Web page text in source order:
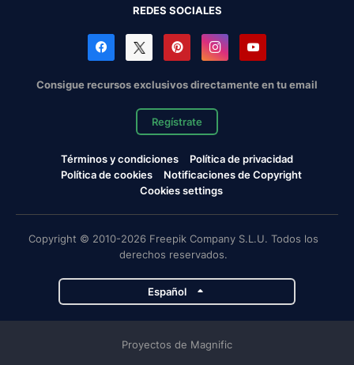
REDES SOCIALES
Consigue recursos exclusivos directamente en tu email
Regístrate
Términos y condiciones
Política de privacidad
Política de cookies
Notificaciones de Copyright
Cookies settings
Copyright © 2010-2026 Freepik Company S.L.U. Todos los
derechos reservados.
Español
Proyectos de Magnific